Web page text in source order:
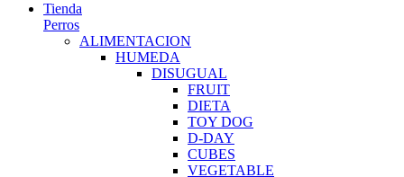
Tienda
Perros
ALIMENTACION
HUMEDA
DISUGUAL
FRUIT
DIETA
TOY DOG
D-DAY
CUBES
VEGETABLE